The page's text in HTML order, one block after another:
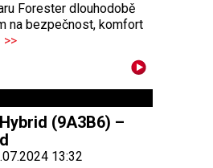
Forester dlouhodobě
na bezpečnost, komfort
>>
(9A3B6) –
13:32